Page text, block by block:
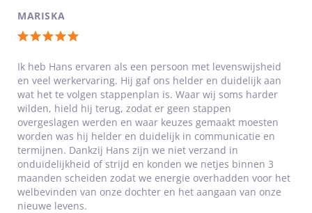
MARISKA
Totale
waardering:
5
van
5
sterren
Ik heb Hans ervaren als een persoon met levenswijsheid
en veel werkervaring. Hij gaf ons helder en duidelijk aan
wat het te volgen stappenplan is. Waar wij soms harder
wilden, hield hij terug, zodat er geen stappen
overgeslagen werden en waar keuzes gemaakt moesten
worden was hij helder en duidelijk in communicatie en
termijnen. Dankzij Hans zijn we niet verzand in
onduidelijkheid of strijd en konden we netjes binnen 3
maanden scheiden zodat we energie overhadden voor het
welbevinden van onze dochter en het aangaan van onze
nieuwe levens.